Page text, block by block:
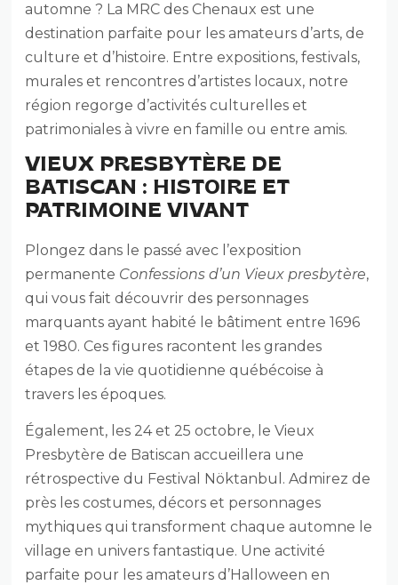
automne ? La MRC des Chenaux est une
destination parfaite pour les amateurs d’arts, de
culture et d’histoire. Entre expositions, festivals,
murales et rencontres d’artistes locaux, notre
région regorge d’activités culturelles et
patrimoniales à vivre en famille ou entre amis.
VIEUX PRESBYTÈRE DE
BATISCAN : HISTOIRE ET
PATRIMOINE VIVANT
Plongez dans le passé avec l’exposition
permanente Confessions d’un Vieux presbytère,
qui vous fait découvrir des personnages
marquants ayant habité le bâtiment entre 1696
et 1980. Ces figures racontent les grandes
étapes de la vie quotidienne québécoise à
travers les époques.
Également, les 24 et 25 octobre, le Vieux
Presbytère de Batiscan accueillera une
rétrospective du Festival Nöktanbul. Admirez de
près les costumes, décors et personnages
mythiques qui transforment chaque automne le
village en univers fantastique. Une activité
parfaite pour les amateurs d’Halloween en